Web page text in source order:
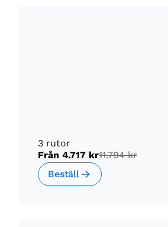
3 rutor
Från 4.717 kr11.794 kr
Beställ